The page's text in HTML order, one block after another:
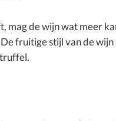
mag de wijn wat meer
fruitige stijl van de